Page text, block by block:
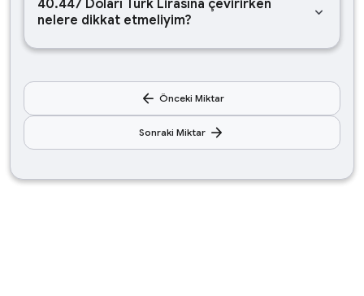
40.447 Doları Türk Lirasına çevirirken
nelere dikkat etmeliyim?
keyboard_arrow_down
arrow_back Önceki Miktar
Sonraki Miktar arrow_forward